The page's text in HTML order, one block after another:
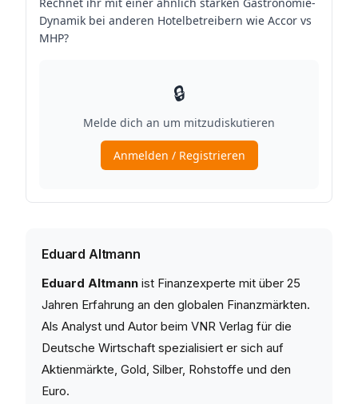
Eduard Altmann
Eduard Altmann ist Finanzexperte mit über 25
Jahren Erfahrung an den globalen Finanzmärkten.
Als Analyst und Autor beim VNR Verlag für die
Deutsche Wirtschaft spezialisiert er sich auf
Aktienmärkte, Gold, Silber, Rohstoffe und den
Euro.